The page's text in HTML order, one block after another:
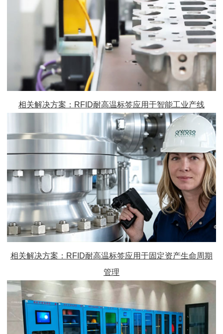
相关解决方案：RFID耐高温标签应用于智能工业产线
相关解决方案：RFID耐高温标签应用于固定资产生命周期
管理